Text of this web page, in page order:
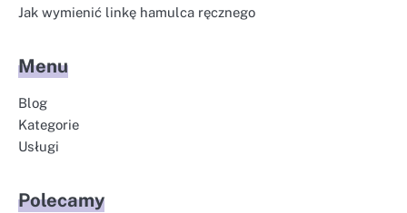
Jak wymienić linkę hamulca ręcznego
Menu
Blog
Kategorie
Usługi
Polecamy